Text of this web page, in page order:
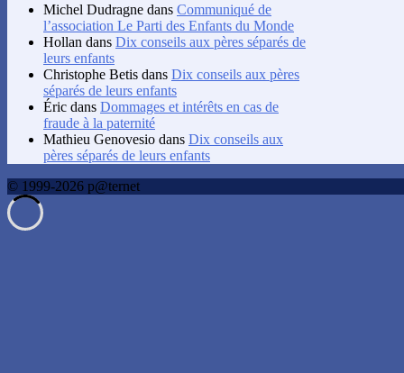
Michel Dudragne dans Communiqué de
l’association Le Parti des Enfants du Monde
Hollan dans Dix conseils aux pères séparés de
leurs enfants
Christophe Betis dans Dix conseils aux pères
séparés de leurs enfants
Éric dans Dommages et intérêts en cas de
fraude à la paternité
Mathieu Genovesio dans Dix conseils aux
pères séparés de leurs enfants
© 1999-2026 p@ternet